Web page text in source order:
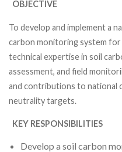
OBJECTIVE
To develop and implement a
carbon monitoring system
technical expertise in soil
assessment, and field
and contributions to national
neutrality targets.
KEY RESPONSIBILITIES
Develop a soil carbon